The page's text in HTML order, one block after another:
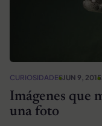
CURIOSIDADESJUN 9, 2015
Imágenes que
una foto